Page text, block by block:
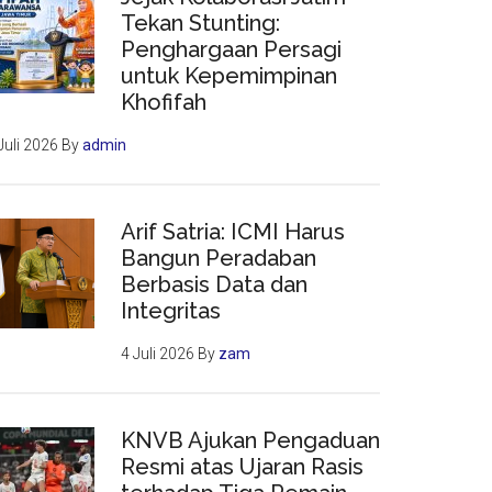
Tekan Stunting:
Penghargaan Persagi
untuk Kepemimpinan
Khofifah
2026 Byadmin
Arif Satria: ICMI Harus
Bangun Peradaban
Berbasis Data dan
Integritas
4 Juli 2026 By zam
KNVB Ajukan Pengaduan
Resmi atas Ujaran Rasis